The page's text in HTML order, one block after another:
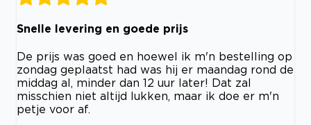
Snelle levering en goede prijs
De prijs was goed en hoewel ik m'n bestelling op
zondag geplaatst had was hij er maandag rond de
middag al, minder dan 12 uur later! Dat zal
misschien niet altijd lukken, maar ik doe er m'n
petje voor af.